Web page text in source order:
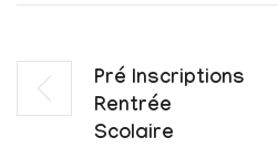
Pré Inscriptions
Rentrée
Scolaire